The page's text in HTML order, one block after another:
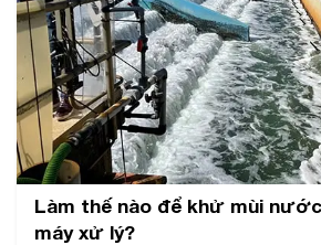
Làm thế nào để khử mùi
máy xử lý?